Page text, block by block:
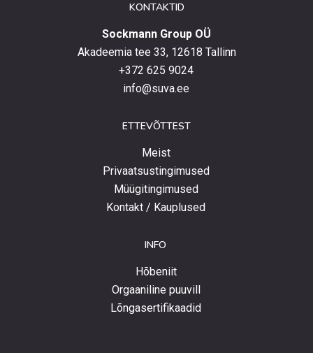
KONTAKTID
Sockmann Group OÜ
Akadeemia tee 33, 12618 Tallinn
+372 625 9024
info@suva.ee
ETTEVÕTTEST
Meist
Privaatsustingimused
Müügitingimused
Kontakt / Kauplused
INFO
Hõbeniit
Orgaaniline puuvill
Lõngasertifikaadid